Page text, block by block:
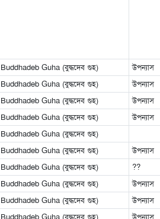
Buddhadeb Guha (বুদ্ধদেব গুহ) উপন্যাস
Buddhadeb Guha (বুদ্ধদেব গুহ) উপন্যাস
Buddhadeb Guha (বুদ্ধদেব গুহ) উপন্যাস
Buddhadeb Guha (বুদ্ধদেব গুহ) উপন্যাস
Buddhadeb Guha (বুদ্ধদেব গুহ)
Buddhadeb Guha (বুদ্ধদেব গুহ) উপন্যাস
Buddhadeb Guha (বুদ্ধদেব গুহ) ??
Buddhadeb Guha (বুদ্ধদেব গুহ) উপন্যাস
Buddhadeb Guha (বুদ্ধদেব গুহ) উপন্যাস
Buddhadeb Guha (বুদ্ধদেব গুহ) উপন্যাস